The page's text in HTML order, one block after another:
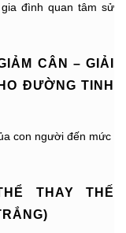
đình quan tâm sử
CÂN – GIẢI
ĐƯỜNG TINH
con người đến mức
THAY THẾ